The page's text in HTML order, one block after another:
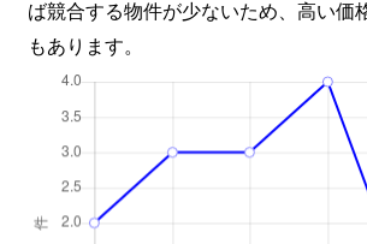
ば競合する物件が少ないため、高い価
もあります。